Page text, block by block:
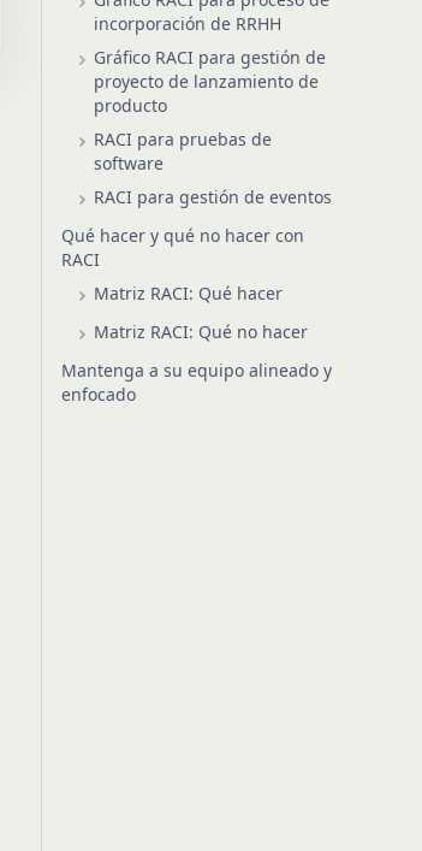
incorporación de RRHH
Gráfico RACI para gestión de
proyecto de lanzamiento de
producto
RACI para pruebas de
software
RACI para gestión de eventos
Qué hacer y qué no hacer con
RACI
Matriz RACI: Qué hacer
Matriz RACI: Qué no hacer
Mantenga a su equipo alineado y
enfocado